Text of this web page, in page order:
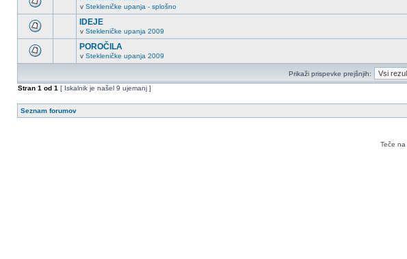
v Stekleničke upanja - splošno
IDEJE
v Stekleničke upanja 2009
POROČILA
v Stekleničke upanja 2009
Prikaži prispevke prejšnjih:
Stran 1 od 1 [ Iskalnik je našel 9 ujemanj ]
Seznam forumov
Teče na